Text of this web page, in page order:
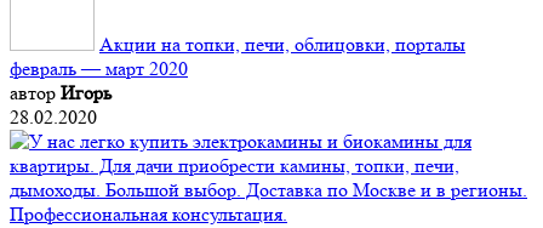
Акции на топки, печи, облицовки, порталы
февраль — март 2020
автор Игорь
28.02.2020